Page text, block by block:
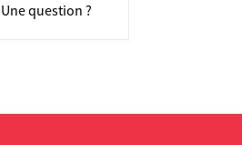
Une question ?